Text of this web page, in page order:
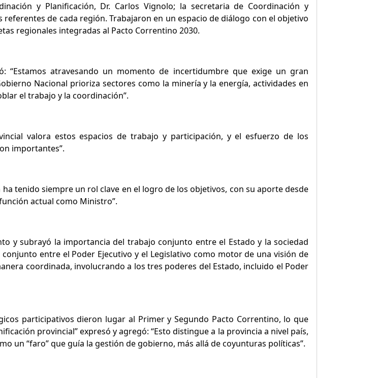
y Planificación, Dr. Carlos Vignolo; la secretaria de Coordinación y
referentes de cada región. Trabajaron en un espacio de diálogo con el objetivo
regionales integradas al Pacto Correntino 2030.
“Estamos atravesando un momento de incertidumbre que exige un gran
Nacional prioriza sectores como la minería y la energía, actividades en
el trabajo y la coordinación”.
valora estos espacios de trabajo y participación, y el esfuerzo de los
importantes”.
tenido siempre un rol clave en el logro de los objetivos, con su aporte desde
actual como Ministro”.
y subrayó la importancia del trabajo conjunto entre el Estado y la sociedad
entre el Poder Ejecutivo y el Legislativo como motor de una visión de
coordinada, involucrando a los tres poderes del Estado, incluido el Poder
participativos dieron lugar al Primer y Segundo Pacto Correntino, lo que
provincial” expresó y agregó: “Esto distingue a la provincia a nivel país,
un “faro” que guía la gestión de gobierno, más allá de coyunturas políticas”.